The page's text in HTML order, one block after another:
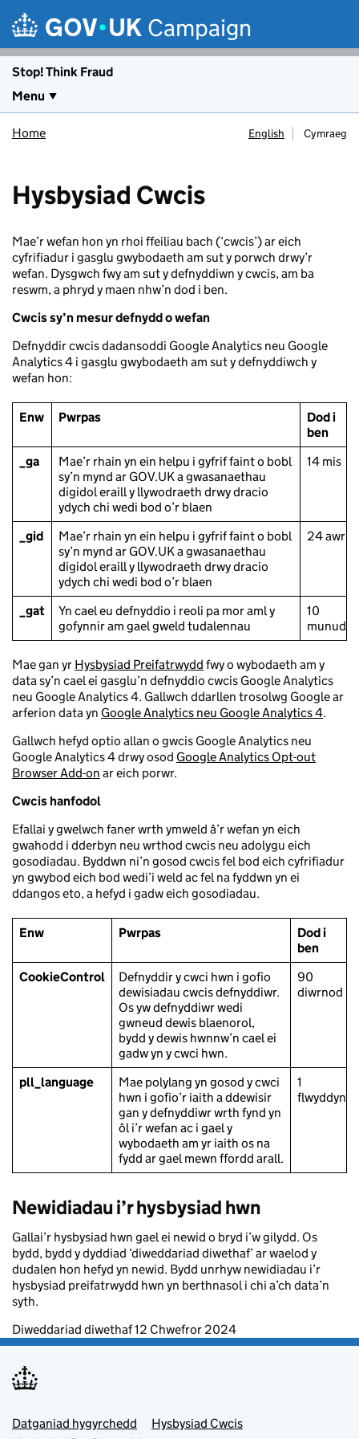
Campaign
Stop! Think Fraud
Menu
Home English Cymraeg
Hysbysiad Cwcis
Mae’r wefan hon yn rhoi ffeiliau bach (‘cwcis’) ar eich
cyfrifiadur i gasglu gwybodaeth am sut y porwch drwy’r
wefan. Dysgwch fwy am sut y defnyddiwn y cwcis, am ba
reswm, a phryd y maen nhw’n dod i ben.
Cwcis sy’n mesur defnydd o wefan
Defnyddir cwcis dadansoddi Google Analytics neu Google
Analytics 4 i gasglu gwybodaeth am sut y defnyddiwch y
wefan hon:
Enw Pwrpas
Dod i
ben
_ga
Mae’r rhain yn ein helpu i gyfrif faint o bobl
sy’n mynd ar GOV.UK a gwasanaethau
digidol eraill y llywodraeth drwy dracio
ydych chi wedi bod o’r blaen
14 mis
_gid
Mae’r rhain yn ein helpu i gyfrif faint o bobl
sy’n mynd ar GOV.UK a gwasanaethau
digidol eraill y llywodraeth drwy dracio
ydych chi wedi bod o’r blaen
24 awr
_gat
Yn cael eu defnyddio i reoli pa mor aml y
gofynnir am gael gweld tudalennau
10
munud
Mae gan yr Hysbysiad Preifatrwydd fwy o wybodaeth am y
data sy’n cael ei gasglu’n defnyddio cwcis Google Analytics
neu Google Analytics 4. Gallwch ddarllen trosolwg Google ar
arferion data yn Google Analytics neu Google Analytics 4.
Gallwch hefyd optio allan o gwcis Google Analytics neu
Google Analytics 4 drwy osod Google Analytics Opt-out
Browser Add-on ar eich porwr.
Cwcis hanfodol
Efallai y gwelwch faner wrth ymweld â’r wefan yn eich
gwahodd i dderbyn neu wrthod cwcis neu adolygu eich
gosodiadau. Byddwn ni’n gosod cwcis fel bod eich cyfrifiadur
yn gwybod eich bod wedi’i weld ac fel na fyddwn yn ei
ddangos eto, a hefyd i gadw eich gosodiadau.
Enw Pwrpas
Dod i
ben
CookieControl
Defnyddir y cwci hwn i gofio
dewisiadau cwcis defnyddiwr.
Os yw defnyddiwr wedi
gwneud dewis blaenorol,
bydd y dewis hwnnw’n cael ei
gadw yn y cwci hwn.
90
diwrnod
pll_language
Mae polylang yn gosod y cwci
hwn i gofio’r iaith a ddewisir
gan y defnyddiwr wrth fynd yn
ôl i’r wefan ac i gael y
wybodaeth am yr iaith os na
fydd ar gael mewn ffordd arall.
1
flwyddyn
Newidiadau i’r hysbysiad hwn
Gallai’r hysbysiad hwn gael ei newid o bryd i’w gilydd. Os
bydd, bydd y dyddiad ‘diweddariad diwethaf’ ar waelod y
dudalen hon hefyd yn newid. Bydd unrhyw newidiadau i’r
hysbysiad preifatrwydd hwn yn berthnasol i chi a’ch data’n
syth.
Diweddariad diwethaf 12 Chwefror 2024
Footer menu
Datganiad hygyrchedd
Hysbysiad Cwcis